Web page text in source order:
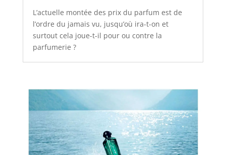
L’actuelle montée des prix du parfum est de
l’ordre du jamais vu, jusqu’où ira-t-on et
surtout cela joue-t-il pour ou contre la
parfumerie ?